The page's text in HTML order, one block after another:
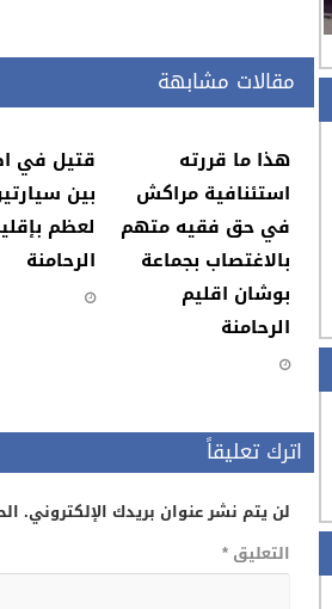
مقالات مشابهة
هذا ما قررته
استئنافية مراكش
في حق فقيه متهم
بالاغتصاب بجماعة
بوشان اقليم
الرحامنة
قتيل في
بين
لعظم
الرحامنة
اترك تعليقاً
لن يتم نشر عنوان بريدك الإلكتروني.
التعليق*